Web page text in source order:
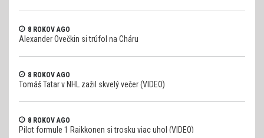
8 ROKOV AGO
Alexander Ovečkin si trúfol na Cháru
8 ROKOV AGO
Tomáš Tatar v NHL zažil skvelý večer (VIDEO)
8 ROKOV AGO
Pilot formule 1 Raikkonen si trosku viac uhol (VIDEO)